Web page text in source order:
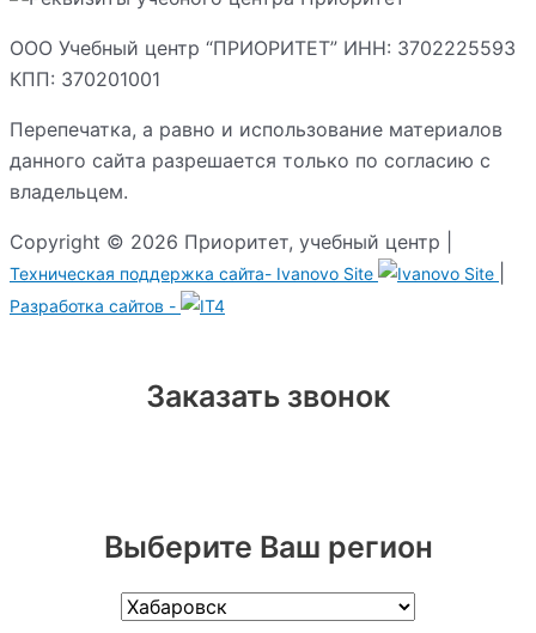
ООО Учебный центр “ПРИОРИТЕТ” ИНН: 3702225593
КПП: 370201001
Перепечатка, а равно и использование материалов
данного сайта разрешается только по согласию с
владельцем.
Copyright © 2026 Приоритет, учебный центр |
Техническая поддержка сайта- Ivanovo Site
Разработка сайтов -
Заказать звонок
Выберите Ваш регион